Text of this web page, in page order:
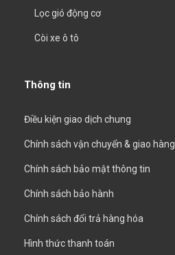
Lọc gió động cơ
Còi xe ô tô
Thông tin
Điều kiện giao dịch chung
Chính sách vận chuyển & giao hàng
Chính sách bảo mật thông tin
Chính sách bảo hành
Chính sách đổi trả hàng hóa
Hình thức thanh toán